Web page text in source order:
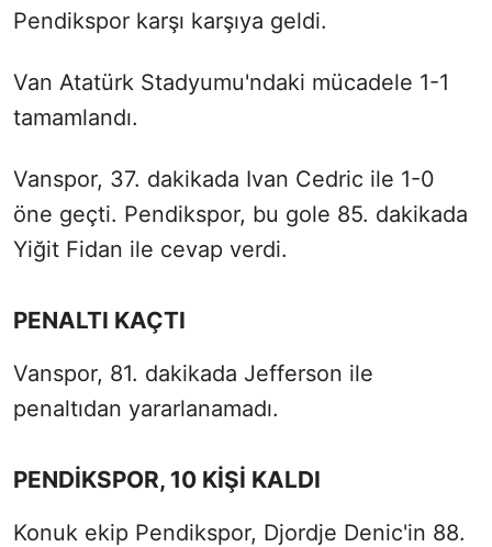
Pendikspor karşı karşıya geldi.
Van Atatürk Stadyumu'ndaki mücadele 1-1
tamamlandı.
Vanspor, 37. dakikada Ivan Cedric ile 1-0
öne geçti. Pendikspor, bu gole 85. dakikada
Yiğit Fidan ile cevap verdi.
PENALTI KAÇTI
Vanspor, 81. dakikada Jefferson ile
penaltıdan yararlanamadı.
PENDİKSPOR, 10 KİŞİ KALDI
Konuk ekip Pendikspor, Djordje Denic'in 88.